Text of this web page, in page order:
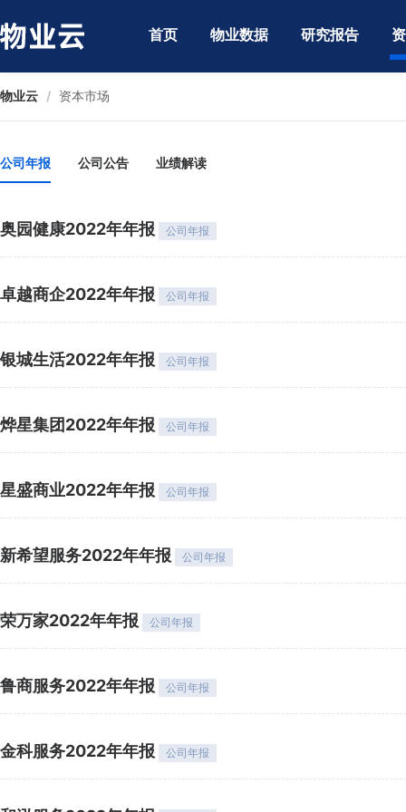
首页 物业数据 研究报告
物业云 / 资本市场
公司年报 公司公告 业绩解读
奥园健康2022年年报 公司年报
卓越商企2022年年报 公司年报
银城生活2022年年报 公司年报
烨星集团2022年年报 公司年报
星盛商业2022年年报 公司年报
新希望服务2022年年报 公司年报
荣万家2022年年报 公司年报
鲁商服务2022年年报 公司年报
金科服务2022年年报 公司年报